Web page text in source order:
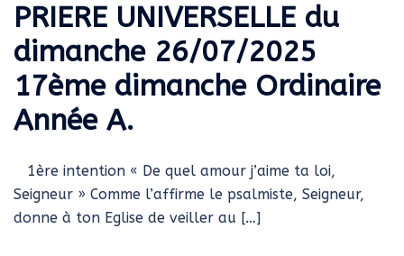
PRIERE UNIVERSELLE du
dimanche 26/07/2025
17ème dimanche Ordinaire
Année A.
1ère intention « De quel amour j’aime ta loi,
Seigneur » Comme l’affirme le psalmiste, Seigneur,
donne à ton Eglise de veiller au […]